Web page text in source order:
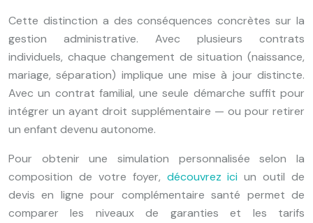
Cette distinction a des conséquences concrètes sur la
gestion administrative. Avec plusieurs contrats
individuels, chaque changement de situation (naissance,
mariage, séparation) implique une mise à jour distincte.
Avec un contrat familial, une seule démarche suffit pour
intégrer un ayant droit supplémentaire — ou pour retirer
un enfant devenu autonome.
Pour obtenir une simulation personnalisée selon la
composition de votre foyer, découvrez ici un outil de
devis en ligne pour complémentaire santé permet de
comparer les niveaux de garanties et les tarifs